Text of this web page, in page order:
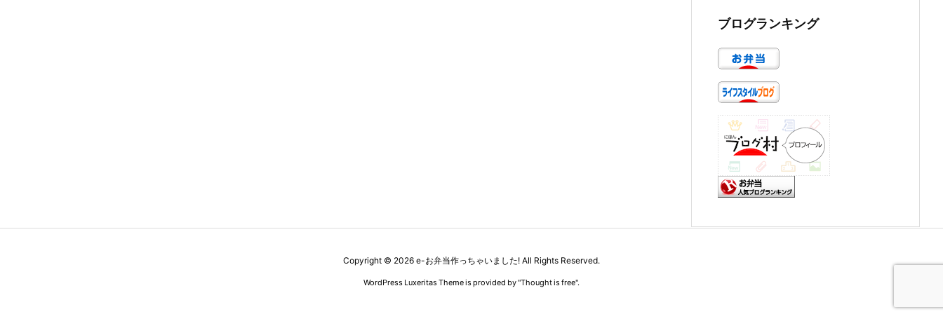
ブログランキング
Copyright © 2026 e-お弁当作っちゃいました! All Rights Reserved.
WordPress Luxeritas Theme is provided by "Thought is free".